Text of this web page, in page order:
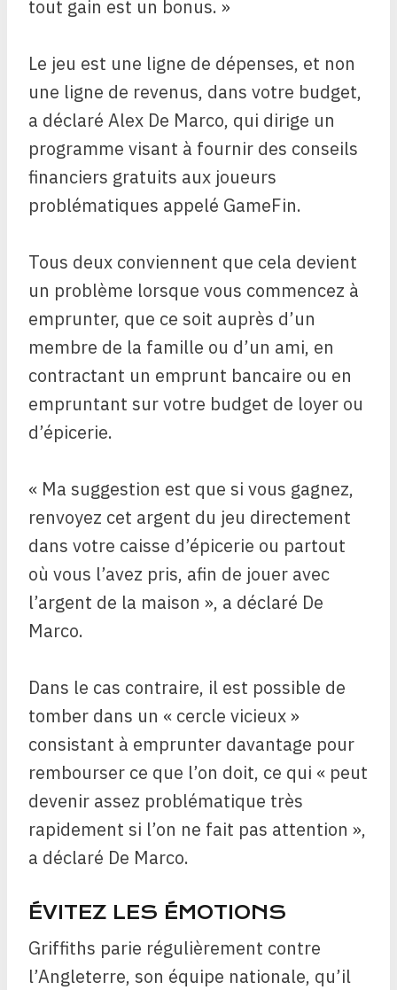
tout gain est un bonus. »
Le jeu est une ligne de dépenses, et non
une ligne de revenus, dans votre budget,
a déclaré Alex De Marco, qui dirige un
programme visant à fournir des conseils
financiers gratuits aux joueurs
problématiques appelé GameFin.
Tous deux conviennent que cela devient
un problème lorsque vous commencez à
emprunter, que ce soit auprès d’un
membre de la famille ou d’un ami, en
contractant un emprunt bancaire ou en
empruntant sur votre budget de loyer ou
d’épicerie.
« Ma suggestion est que si vous gagnez,
renvoyez cet argent du jeu directement
dans votre caisse d’épicerie ou partout
où vous l’avez pris, afin de jouer avec
l’argent de la maison », a déclaré De
Marco.
Dans le cas contraire, il est possible de
tomber dans un « cercle vicieux »
consistant à emprunter davantage pour
rembourser ce que l’on doit, ce qui « peut
devenir assez problématique très
rapidement si l’on ne fait pas attention »,
a déclaré De Marco.
ÉVITEZ LES ÉMOTIONS
Griffiths parie régulièrement contre
l’Angleterre, son équipe nationale, qu’il